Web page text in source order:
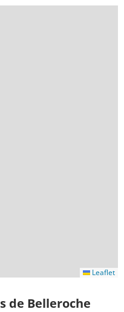
Leaflet
de Belleroche